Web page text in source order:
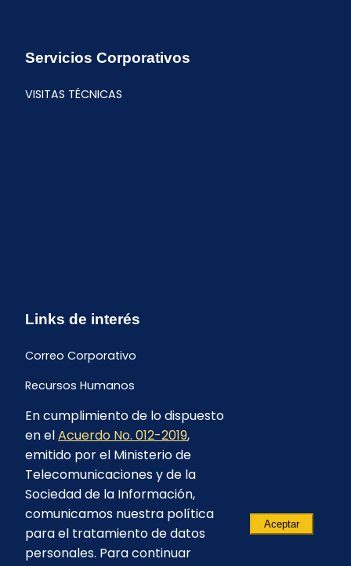
Servicios Corporativos
VISITAS TÉCNICAS
Links de interés
Correo Corporativo
Recursos Humanos
Buzón de quejas y sugerencias
Formulario Contrataciones
En cumplimiento de lo dispuesto
en elAcuerdo No. 012-2019,
emitido por el Ministerio de
Telecomunicaciones y de la
Sociedad de la Información,
comunicamos nuestra política
para el tratamiento de datos
personales. Para continuar
Aceptar